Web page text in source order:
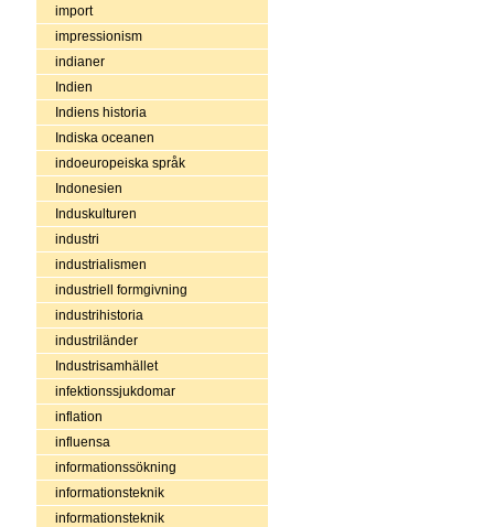
import
impressionism
indianer
Indien
Indiens historia
Indiska oceanen
indoeuropeiska språk
Indonesien
Induskulturen
industri
industrialismen
industriell formgivning
industrihistoria
industriländer
Industrisamhället
infektionssjukdomar
inflation
influensa
informationssökning
informationsteknik
informationsteknik